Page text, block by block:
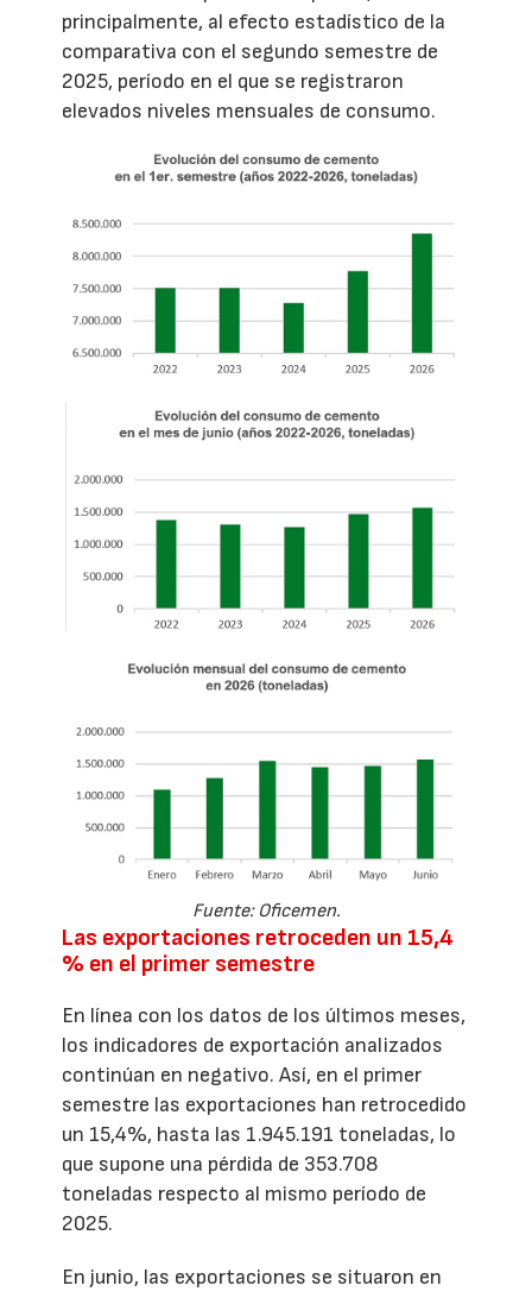
principalmente, al efecto estadístico de la
comparativa con el segundo semestre de
2025, período en el que se registraron
elevados niveles mensuales de consumo.
Fuente: Oficemen.
Las exportaciones retroceden un 15,4
% en el primer semestre
En línea con los datos de los últimos meses,
los indicadores de exportación analizados
continúan en negativo. Así, en el primer
semestre las exportaciones han retrocedido
un 15,4%, hasta las 1.945.191 toneladas, lo
que supone una pérdida de 353.708
toneladas respecto al mismo período de
2025.
En junio, las exportaciones se situaron en